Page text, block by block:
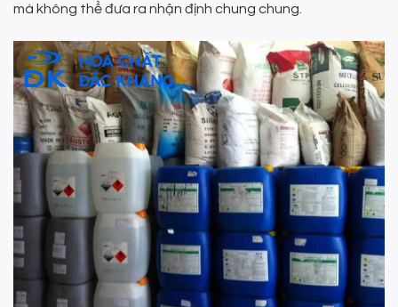
mà không thể đưa ra nhận định chung chung.